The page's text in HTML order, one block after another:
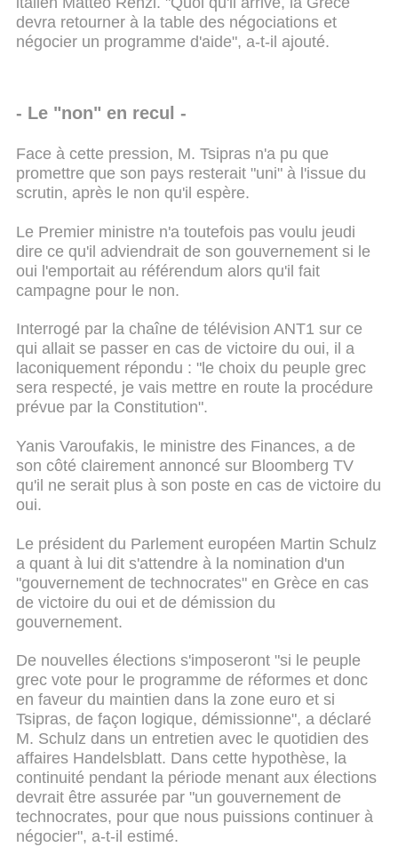
devra retourner à la table des négociations et
négocier un programme d'aide", a-t-il ajouté.
- Le "non" en recul -
Face à cette pression, M. Tsipras n'a pu que
promettre que son pays resterait "uni" à l'issue du
scrutin, après le non qu'il espère.
Le Premier ministre n'a toutefois pas voulu jeudi
dire ce qu'il adviendrait de son gouvernement si le
oui l'emportait au référendum alors qu'il fait
campagne pour le non.
Interrogé par la chaîne de télévision ANT1 sur ce
qui allait se passer en cas de victoire du oui, il a
laconiquement répondu : "le choix du peuple grec
sera respecté, je vais mettre en route la procédure
prévue par la Constitution".
Yanis Varoufakis, le ministre des Finances, a de
son côté clairement annoncé sur Bloomberg TV
qu'il ne serait plus à son poste en cas de victoire du
oui.
Le président du Parlement européen Martin Schulz
a quant à lui dit s'attendre à la nomination d'un
"gouvernement de technocrates" en Grèce en cas
de victoire du oui et de démission du
gouvernement.
De nouvelles élections s'imposeront "si le peuple
grec vote pour le programme de réformes et donc
en faveur du maintien dans la zone euro et si
Tsipras, de façon logique, démissionne", a déclaré
M. Schulz dans un entretien avec le quotidien des
affaires Handelsblatt. Dans cette hypothèse, la
continuité pendant la période menant aux élections
devrait être assurée par "un gouvernement de
technocrates, pour que nous puissions continuer à
négocier", a-t-il estimé.